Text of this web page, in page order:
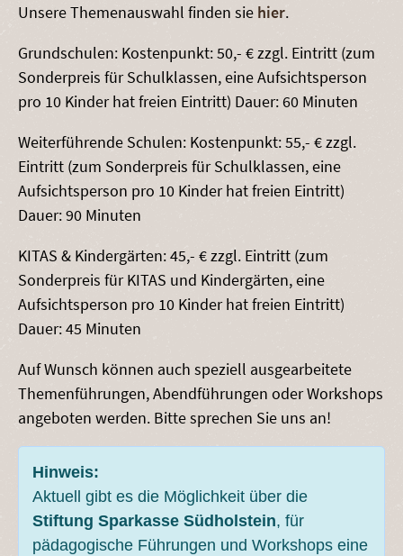
Unsere Themenauswahl finden sie hier.
Grundschulen: Kostenpunkt: 50,- € zzgl. Eintritt (zum
Sonderpreis für Schulklassen, eine Aufsichtsperson
pro 10 Kinder hat freien Eintritt) Dauer: 60 Minuten
Weiterführende Schulen: Kostenpunkt: 55,- € zzgl.
Eintritt (zum Sonderpreis für Schulklassen, eine
Aufsichtsperson pro 10 Kinder hat freien Eintritt)
Dauer: 90 Minuten
KITAS & Kindergärten: 45,- € zzgl. Eintritt (zum
Sonderpreis für KITAS und Kindergärten, eine
Aufsichtsperson pro 10 Kinder hat freien Eintritt)
Dauer: 45 Minuten
Auf Wunsch können auch speziell ausgearbeitete
Themenführungen, Abendführungen oder Workshops
angeboten werden. Bitte sprechen Sie uns an!
Hinweis:
Aktuell gibt es die Möglichkeit über die
Stiftung Sparkasse Südholstein, für
pädagogische Führungen und Workshops eine